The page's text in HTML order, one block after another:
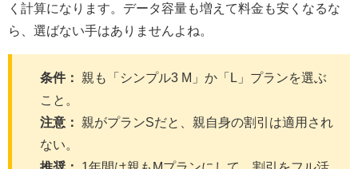
く計算になります。データ容量も増えて料金も安くなるな
ら、選ばない手はありませんよね。
条件：
親も「シンプル3 M」か「L」プランを選ぶ
こと。
注意：
親がプランSだと、親自身の割引は適用され
ない。